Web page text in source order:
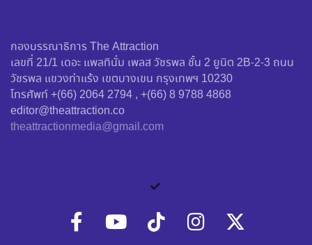
กองบรรณาธิการ The Attraction
เลขที่ 21/1 เดอะ แพลทินั่ม เพลส วัชรพล ชั้น 2 ยูนิต 2B-2-3 ถนน
วัชรพล แขวงท่าแร้ง เขตบางเขน กรุงเทพฯ 10230
โทรศัพท์ +(66) 2064 2794 , +(66) 8 9788 4868
editor@theattraction.co
theattractionmedia@gmail.com